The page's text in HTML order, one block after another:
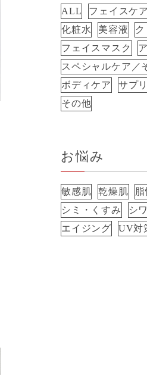
ALL フェイスケア
化粧水
美容液
フェイスマスク
スペシャルケア／
ボディケア
サプ
その他
お悩み
敏感肌 乾燥肌
シミ・くすみ
シ
エイジング
UV対